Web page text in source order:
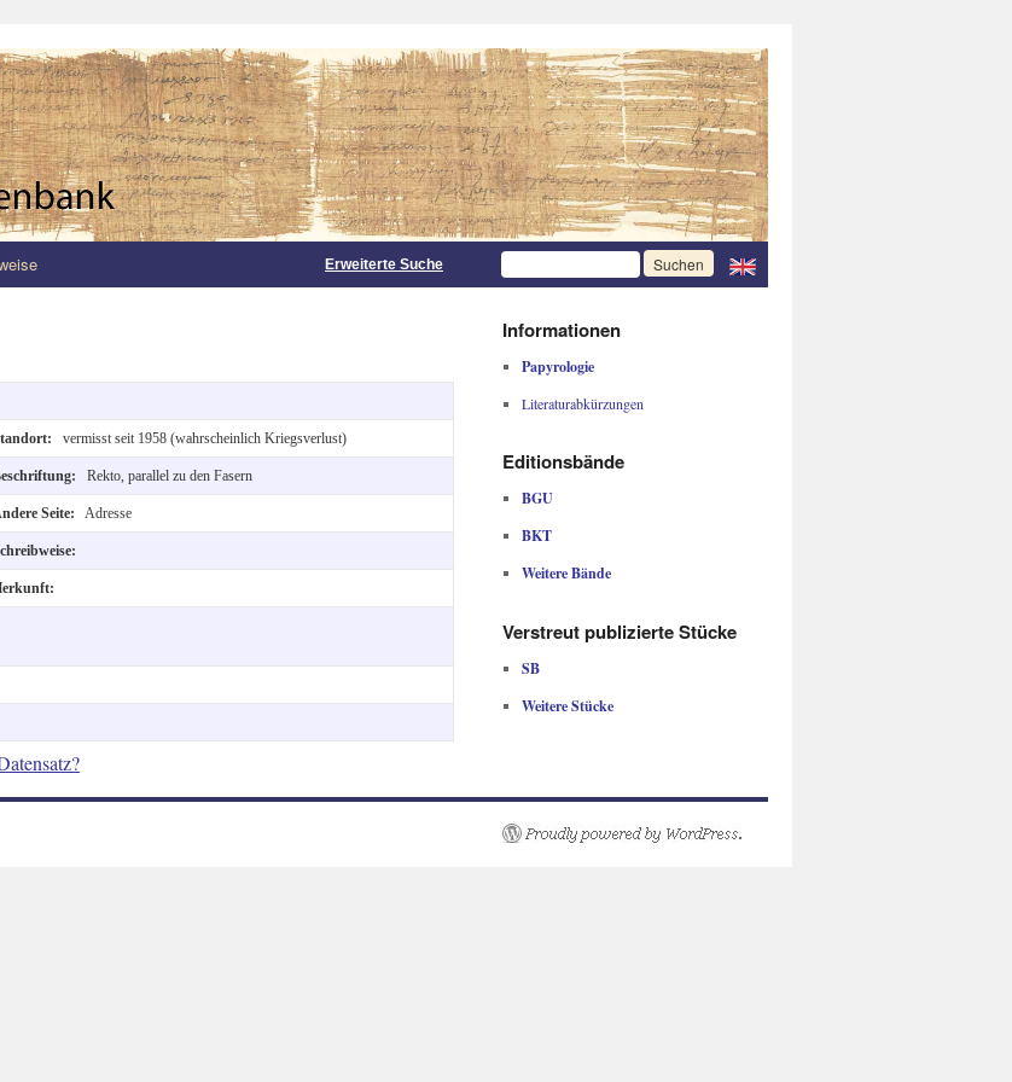
Erweiterte Suche
vermisst seit 1958 (wahrscheinlich Kriegsverlust)
Rekto, parallel zu den Fasern
Seite: Adresse
Informationen
Papyrologie
Literaturabkürzungen
Editionsbände
BGU
BKT
Weitere Bände
Verstreut publizierte Stücke
SB
Weitere Stücke